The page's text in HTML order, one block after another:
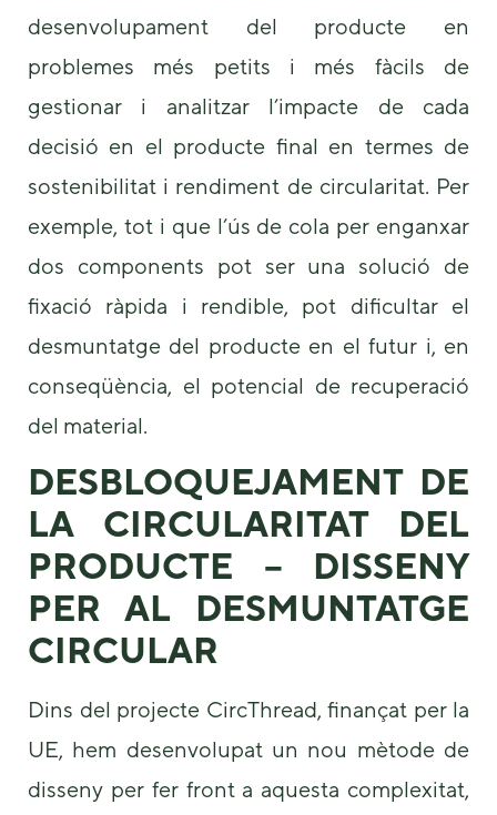
desenvolupament del producte en
problemes més petits i més fàcils de
gestionar i analitzar l’impacte de cada
decisió en el producte final en termes de
sostenibilitat i rendiment de circularitat. Per
exemple, tot i que l’ús de cola per enganxar
dos components pot ser una solució de
fixació ràpida i rendible, pot dificultar el
desmuntatge del producte en el futur i, en
conseqüència, el potencial de recuperació
del material.
DESBLOQUEJAMENT DE
LA CIRCULARITAT DEL
PRODUCTE – DISSENY
PER AL DESMUNTATGE
CIRCULAR
Dins del projecte CircThread, finançat per la
UE, hem desenvolupat un nou mètode de
disseny per fer front a aquesta complexitat,